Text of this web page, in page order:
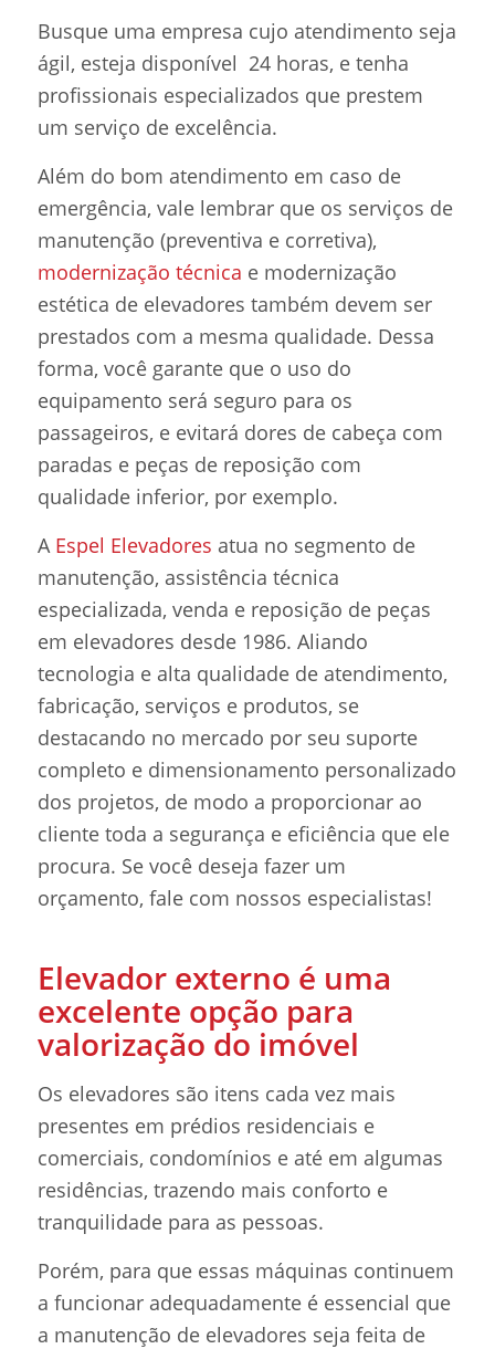
Busque uma empresa cujo atendimento seja
ágil, esteja disponível 24 horas, e tenha
profissionais especializados que prestem
um serviço de excelência.
Além do bom atendimento em caso de
emergência, vale lembrar que os serviços de
manutenção (preventiva e corretiva),
modernização técnica e modernização
estética de elevadores também devem ser
prestados com a mesma qualidade. Dessa
forma, você garante que o uso do
equipamento será seguro para os
passageiros, e evitará dores de cabeça com
paradas e peças de reposição com
qualidade inferior, por exemplo.
A Espel Elevadores atua no segmento de
manutenção, assistência técnica
especializada, venda e reposição de peças
em elevadores desde 1986. Aliando
tecnologia e alta qualidade de atendimento,
fabricação, serviços e produtos, se
destacando no mercado por seu suporte
completo e dimensionamento personalizado
dos projetos, de modo a proporcionar ao
cliente toda a segurança e eficiência que ele
procura. Se você deseja fazer um
orçamento, fale com nossos especialistas!
Elevador externo é uma
excelente opção para
valorização do imóvel
Os elevadores são itens cada vez mais
presentes em prédios residenciais e
comerciais, condomínios e até em algumas
residências, trazendo mais conforto e
tranquilidade para as pessoas.
Porém, para que essas máquinas continuem
a funcionar adequadamente é essencial que
a manutenção de elevadores seja feita de